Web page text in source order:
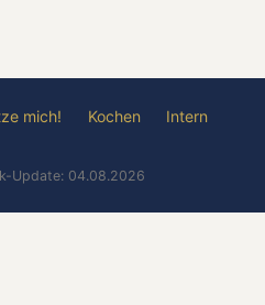
mich! Kochen Intern
Update: 04.08.2026